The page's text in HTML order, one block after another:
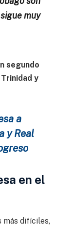
muy
segundo
Trinidad y
a
y Real
en el
más difíciles,